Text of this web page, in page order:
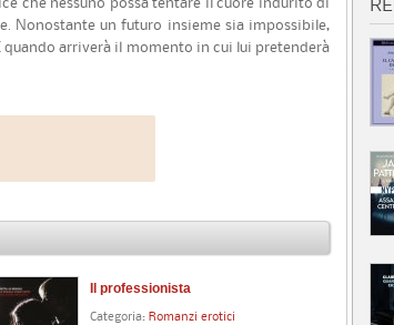
Nonostante un futuro insieme sia impossibile,
arriverà il momento in cui lui pretenderà
Il professionista
Categoria: Romanzi erotici